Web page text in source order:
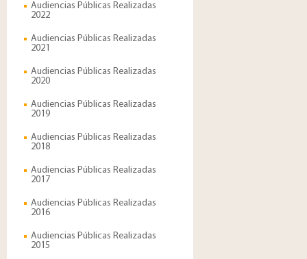
Audiencias Públicas Realizadas
2022
Audiencias Públicas Realizadas
2021
Audiencias Públicas Realizadas
2020
Audiencias Públicas Realizadas
2019
Audiencias Públicas Realizadas
2018
Audiencias Públicas Realizadas
2017
Audiencias Públicas Realizadas
2016
Audiencias Públicas Realizadas
2015